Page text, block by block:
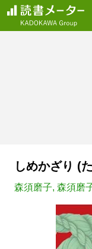
しめかざり (
森須磨子, 森須磨